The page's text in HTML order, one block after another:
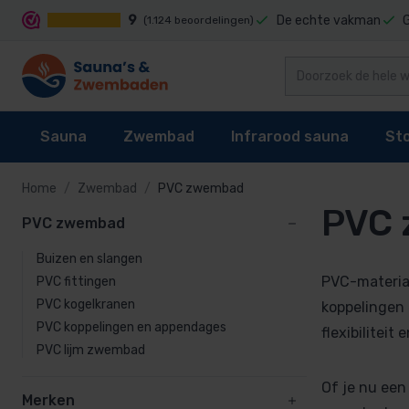
9 (1.124 beoordelingen) De echte vakman
Sauna
Sauna's
Sauna kachel
Sauna besturing
Accessoires
Zwembad
Zwembad reiniging
Zwembaden
Zwembad bekleding
Waterbehandeling
PVC
PVC fittingen
PVC
PVC
Infrarood sauna
Infrarood sauna cabines
Infrarood sauna lampen kopen?
Onderdelen
Stoomgenerator
Stoomcabine onderdelen
Stoomgeuren
Home Zwembad PVC zwembad
PVC zwembad
Buizen en slangen
PVC fittingen
PVC kogelkranen
PVC koppelingen en appendages
PVC lijm zwembad
Merken
PVC
PVC-
flexibiliteit
Of je nu